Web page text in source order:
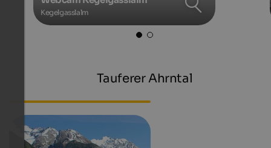
Kegelgasslalm
Tauferer Ahrntal